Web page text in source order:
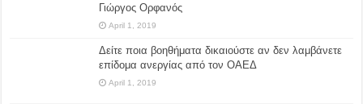
Γιώργος Ορφανός
April 1, 2019
Δείτε ποια βοηθήματα δικαιούστε αν δεν λαμβάνετε
επίδομα ανεργίας από τον ΟΑΕΔ
April 1, 2019